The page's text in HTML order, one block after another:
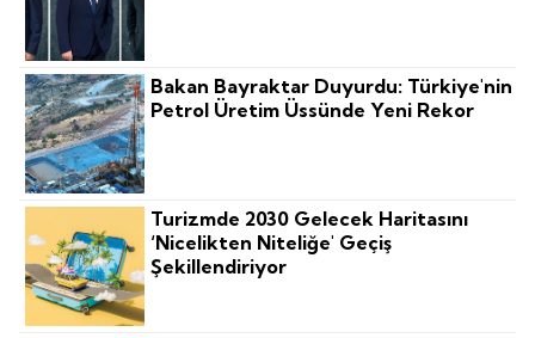
Bakan Bayraktar Duyurdu: Türkiye'nin
Petrol Üretim Üssünde Yeni Rekor
Turizmde 2030 Gelecek Haritasını
‘nicelikten Niteliğe' Geçiş
Şekillendiriyor